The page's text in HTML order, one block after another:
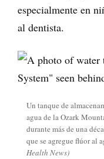
especialmente en
al dentista.
Un tanque de
agua de la Ozark
durante más de una
que se agregue flúor al
Health News)